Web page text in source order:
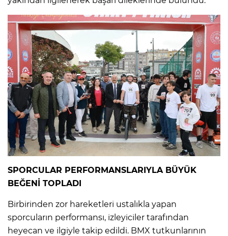
SPORCULAR PERFORMANSLARIYLA BÜYÜK
BEĞENİ TOPLADI
Birbirinden zor hareketleri ustalıkla yapan
sporcuların performansı, izleyiciler tarafından
heyecan ve ilgiyle takip edildi. BMX tutkunlarının